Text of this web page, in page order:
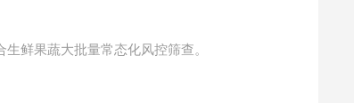
鲜果蔬大批量常态化风控筛查。